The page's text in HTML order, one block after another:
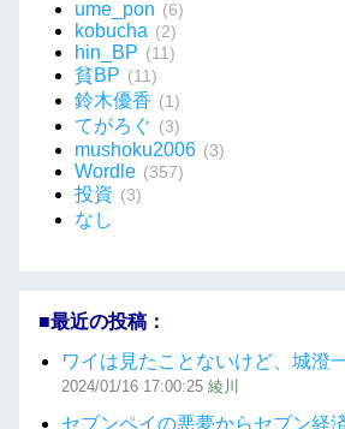
ume_pon (6)
kobucha (2)
hin_BP (11)
貧BP (11)
鈴木優香 (1)
てがろぐ (3)
mushoku2006 (3)
Wordle (357)
投資 (3)
なし
■最近の投稿：
ワイは見たことないけど、城澄
2024/01/16 17:00:25 綾川
セブンペイの悪夢からセブン経